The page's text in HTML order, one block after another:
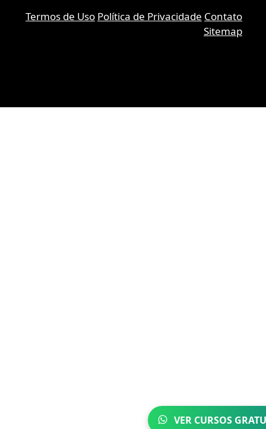
Termos de Uso Política de Privacidade Contato
Sitemap
VER CURSOS